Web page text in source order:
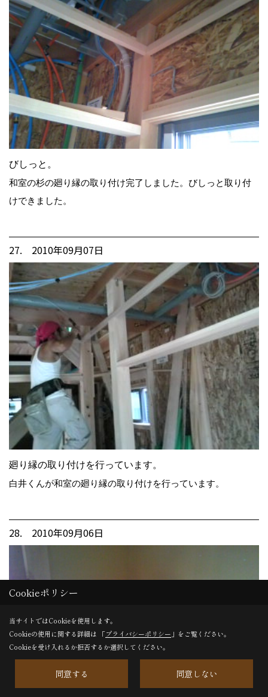
びしっと。
和室の杉の廻り縁の取り付け完了しました。びしっと取り付
けできました。
27. 2010年09月07日
廻り縁の取り付けを行っています。
白井くんが和室の廻り縁の取り付けを行っています。
28. 2010年09月06日
Cookieポリシー
当サイトではCookieを使用します。
Cookieの使用に関する詳細は 「プライバシーポリシー 」をご覧ください。
Cookieを受け入れるか拒否するか選択してください。
同意する 同意しない